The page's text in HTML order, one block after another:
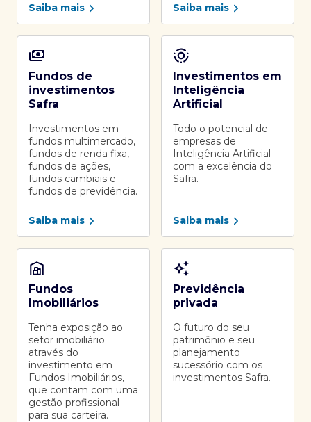
Saiba mais Saiba mais
Fundos de
investimentos
Safra
Investimentos em
fundos multimercado,
fundos de renda fixa,
fundos de ações,
fundos cambiais e
fundos de previdência.
Saiba mais
Investimentos em
Inteligência
Artificial
Todo o potencial de
empresas de
Inteligência Artificial
com a excelência do
Safra.
Saiba mais
Fundos
Imobiliários
Tenha exposição ao
setor imobiliário
através do
investimento em
Fundos Imobiliários,
que contam com uma
gestão profissional
para sua carteira.
Previdência
privada
O futuro do seu
patrimônio e seu
planejamento
sucessório com os
investimentos Safra.